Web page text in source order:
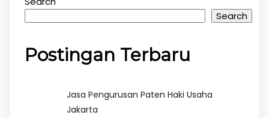
Search
Postingan Terbaru
Jasa Pengurusan Paten Haki Usaha
Jakarta